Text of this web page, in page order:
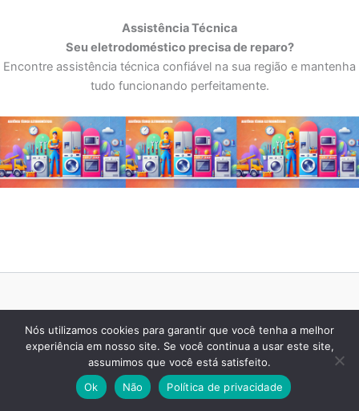
Assistência Técnica
Seu eletrodoméstico precisa de reparo?
Encontre assistência técnica confiável na sua região e mantenha
tudo funcionando perfeitamente.
Menu
Política de privacidade
Nós utilizamos cookies para garantir que você tenha a melhor
experiência em nosso site. Se você continua a usar este site,
assumimos que você está satisfeito.
Ok
Não Política de privacidade